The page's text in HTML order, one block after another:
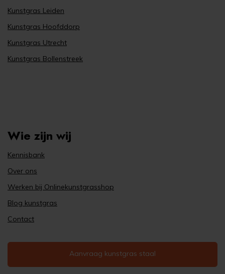
Kunstgras Leiden
Kunstgras Hoofddorp
Kunstgras Utrecht
Kunstgras Bollenstreek
Wie zijn wij
Kennisbank
Over ons
Werken bij Onlinekunstgrasshop
Blog kunstgras
Contact
Aanvraag kunstgras staal